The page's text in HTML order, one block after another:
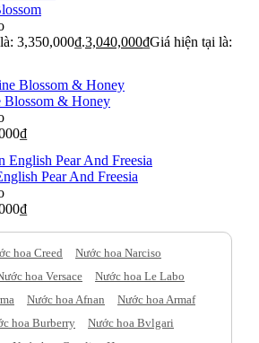
3,350,000₫.3,040,000₫Giá hiện tại là:
Blossom & Honey
₫
Pear And Freesia
₫
hoa Creed
Nước hoa Narciso
hoa Versace
Nước hoa Le Labo
Nước hoa Afnan
Nước hoa Armaf
hoa Burberry
Nước hoa Bvlgari